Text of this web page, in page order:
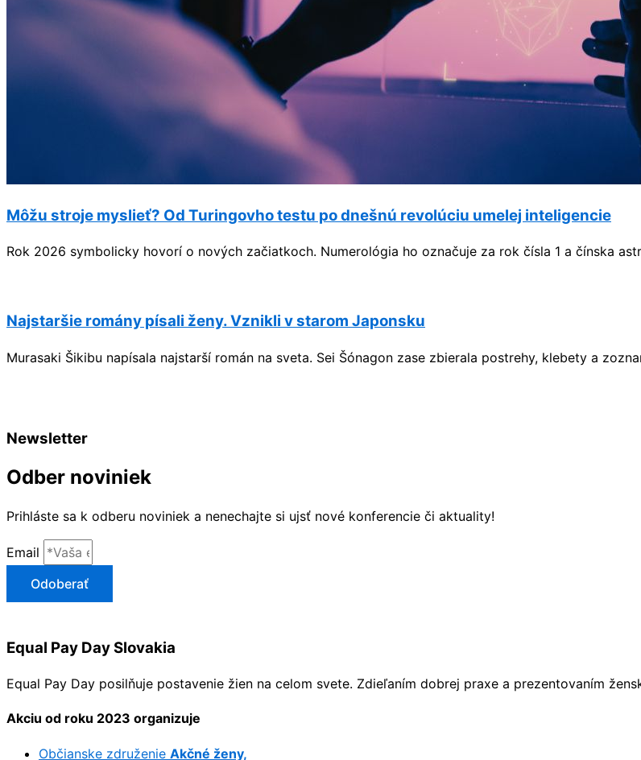
Môžu stroje myslieť? Od Turingovho testu po dnešnú revolúciu umelej inteligencie
Rok 2026 symbolicky hovorí o nových začiatkoch. Numerológia ho označuje za rok čísla 1 a čínska
Najstaršie romány písali ženy. Vznikli v starom Japonsku
Murasaki Šikibu napísala najstarší román na sveta. Sei Šónagon zase zbierala postrehy, klebety a
Newsletter
Odber noviniek
Prihláste sa k odberu noviniek a nenechajte si ujsť nové konferencie či aktuality!
Email
Odoberať
Equal Pay Day Slovakia
Equal Pay Day posilňuje postavenie žien na celom svete. Zdieľaním dobrej praxe a prezentovaním
Akciu od roku 2023 organizuje
Občianske združenie Akčné ženy,